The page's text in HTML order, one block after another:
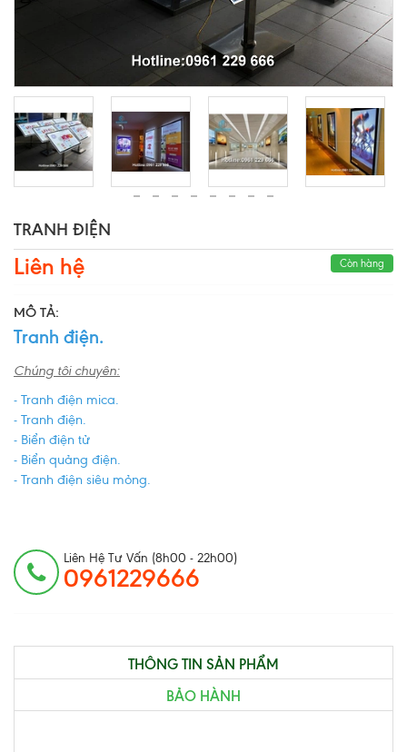
TRANH ĐIỆN
Liên hệ Còn hàng
MÔ TẢ:
Tranh điện.
Chúng tôi chuyên:
- Tranh điện mica.
- Tranh điện.
- Biển điện tử
- Biển quảng điện.
- Tranh điện siêu mỏng.
Liên Hệ Tư Vấn (8h00 - 22h00)
0961229666
THÔNG TIN SẢN PHẨM
BẢO HÀNH